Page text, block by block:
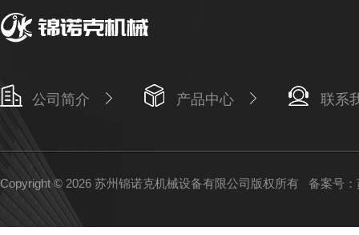
公司简介 产品中心 联系
Copyright © 2026 苏州锦诺克机械设备有限公司版权所有 备案号：